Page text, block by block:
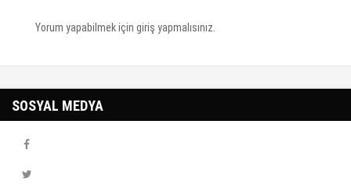
Yorum yapabilmek için giriş yapmalısınız.
SOSYAL MEDYA